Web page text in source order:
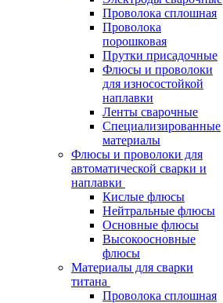
Проволока сплошная
Проволока
порошковая
Прутки присадочные
Флюсы и проволоки
для износостойкой
наплавки
Ленты сварочные
Специализированные
материалы
Флюсы и проволоки для
автоматической сварки и
наплавки
Кислые флюсы
Нейтральные флюсы
Основные флюсы
Высокоосновные
флюсы
Материалы для сварки
титана
Проволока сплошная